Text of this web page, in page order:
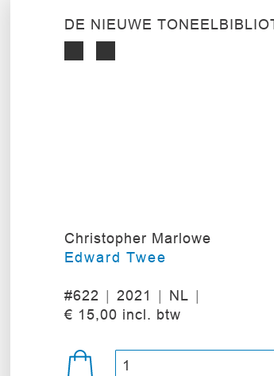
DE NIEUWE
Christopher Marlowe
Edward Twee
#622 2021
NL
€ 15,00 incl. btw